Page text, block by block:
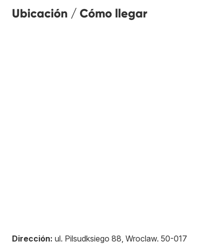
Ubicación / Cómo llegar
Dirección: ul. Pilsudksiego 88, Wroclaw. 50-017